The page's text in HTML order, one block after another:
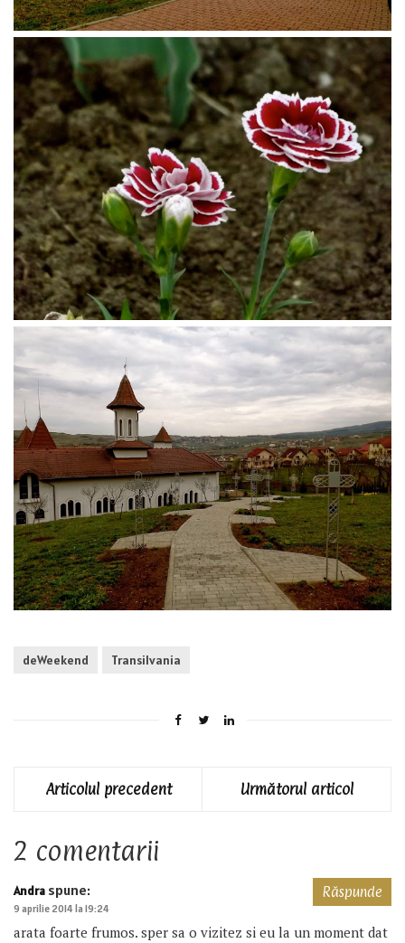
deWeekend Transilvania
Articolul precedent Următorul articol
2 comentarii
Andra spune:
9 aprilie 2014 la 19:24
arata foarte frumos. sper sa o vizitez si eu la un moment dat
Răspunde